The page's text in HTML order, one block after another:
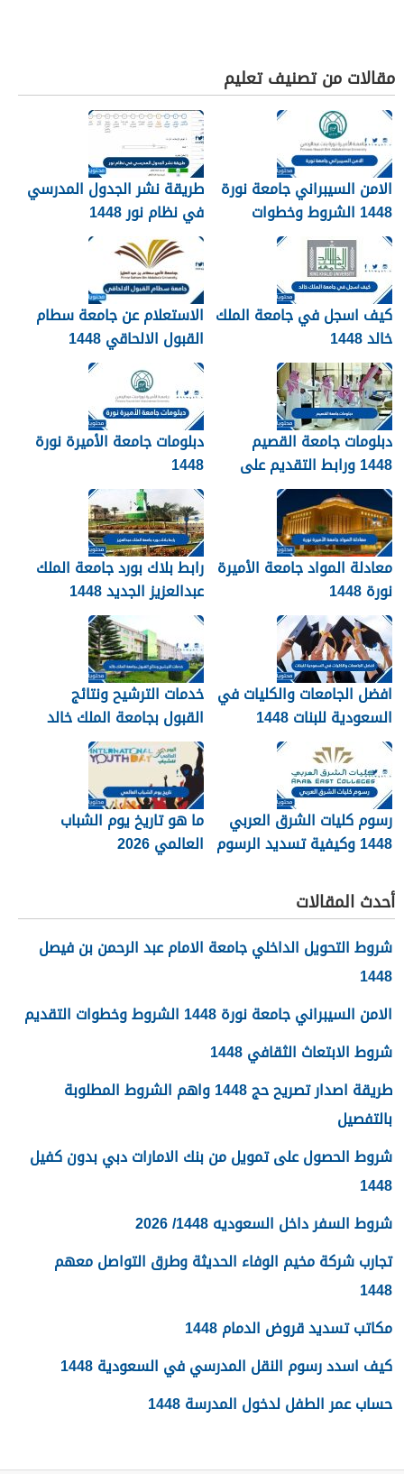
مقالات من تصنيف تعليم
الامن السيبراني جامعة نورة
1448 الشروط وخطوات
التقديم
طريقة نشر الجدول المدرسي
في نظام نور 1448
كيف اسجل في جامعة الملك
خالد 1448
الاستعلام عن جامعة سطام
القبول الالحاقي 1448
دبلومات جامعة القصيم
1448 ورابط التقديم على
دبلومات جامعة القصيم
qudcss.com
دبلومات جامعة الأميرة نورة
1448
معادلة المواد جامعة الأميرة
نورة 1448
رابط بلاك بورد جامعة الملك
عبدالعزيز الجديد 1448
blackboard kau
افضل الجامعات والكليات في
السعودية للبنات 1448
خدمات الترشيح ونتائج
القبول بجامعة الملك خالد
1448
رسوم كليات الشرق العربي
1448 وكيفية تسديد الرسوم
ما هو تاريخ يوم الشباب
العالمي 2026
أحدث المقالات
شروط التحويل الداخلي جامعة الامام عبد الرحمن بن فيصل
1448
الامن السيبراني جامعة نورة 1448 الشروط وخطوات التقديم
شروط الابتعاث الثقافي 1448
طريقة اصدار تصريح حج 1448 واهم الشروط المطلوبة
بالتفصيل
شروط الحصول على تمويل من بنك الامارات دبي بدون كفيل
1448
شروط السفر داخل السعوديه 1448/ 2026
تجارب شركة مخيم الوفاء الحديثة وطرق التواصل معهم
1448
مكاتب تسديد قروض الدمام 1448
كيف اسدد رسوم النقل المدرسي في السعودية 1448
حساب عمر الطفل لدخول المدرسة 1448